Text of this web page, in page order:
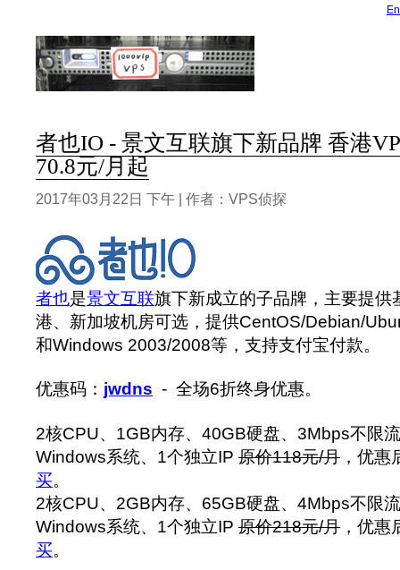
者也IO - 景文互联旗下新品牌 香港
70.8元/月起
2017年03月22日 下午 | 作者：VPS侦探
者也是景文互联旗下新成立的子品牌，主要提
港、新加坡机房可选，提供CentOS/Debian/
和Windows 2003/2008等，支持支付宝付款。
优惠码： jwdns - 全场6折终身优惠。
2核CPU、1GB内存、40GB硬盘、3Mbps不限
Windows系统、1个独立IP 原价118元/月 ，优惠
买。
2核CPU、2GB内存、65GB硬盘、4Mbps不限
Windows系统、1个独立IP 原价218元/月 ，优惠
买。